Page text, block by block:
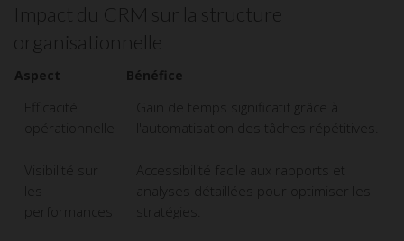
Impact du CRM sur la structure
organisationnelle
Aspect Bénéfice
Efficacité
opérationnelle
Gain de temps significatif grâce à
l'automatisation des tâches répétitives.
Visibilité sur
performances
Accessibilité facile aux rapports et
analyses détaillées pour optimiser les
stratégies.